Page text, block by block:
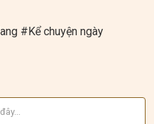
#Kể chuyện ngày